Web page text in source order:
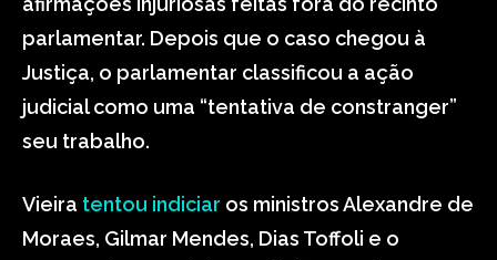
parlamentar. Depois que o caso chegou à
Justiça, o parlamentar classificou a ação
judicial como uma “tentativa de constranger”
seu trabalho.
Vieira tentou indiciar os ministros Alexandre de
Moraes, Gilmar Mendes, Dias Toffoli e o